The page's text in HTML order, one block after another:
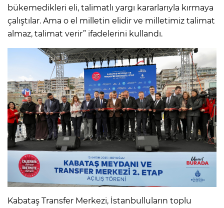
bükemedikleri eli, talimatlı yargı kararlarıyla kırmaya
çalıştılar. Ama o el milletin elidir ve milletimiz talimat
almaz, talimat verir” ifadelerini kullandı.
Kabataş Transfer Merkezi, İstanbulluların toplu